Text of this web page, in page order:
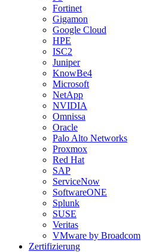
Fortinet
Gigamon
Google Cloud
HPE
ISC2
Juniper
KnowBe4
Microsoft
NetApp
NVIDIA
Omnissa
Oracle
Palo Alto Networks
Proxmox
Red Hat
SAP
ServiceNow
SoftwareONE
Splunk
SUSE
Veritas
VMware by Broadcom
Zertifizierung